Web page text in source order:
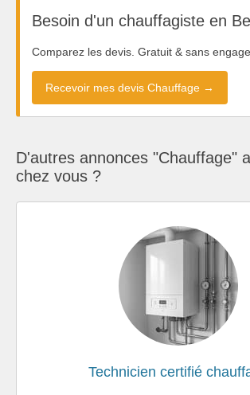
Besoin d'un chauffagiste en
Comparez les devis. Gratuit & sans
Recevoir mes devis Chauffage →
D'autres annonces "Chauffage"
chez vous ?
Technicien certifié